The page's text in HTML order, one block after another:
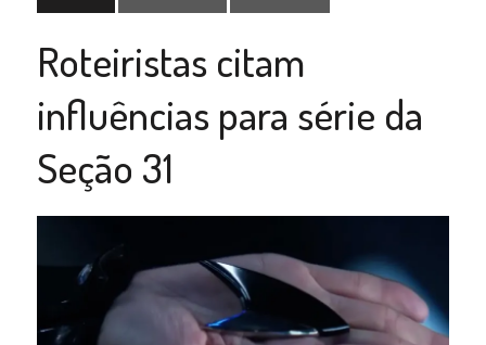
Roteiristas citam
influências para série da
Seção 31